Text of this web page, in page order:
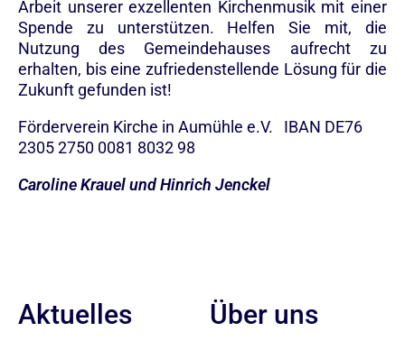
Arbeit unserer exzellenten Kirchenmusik mit einer
Spende zu unterstützen. Helfen Sie mit, die
Nutzung des Gemeindehauses aufrecht zu
erhalten, bis eine zufriedenstellende Lösung für die
Zukunft gefunden ist!
Förderverein Kirche in Aumühle e.V. IBAN DE76
2305 2750 0081 8032 98
Caroline Krauel und Hinrich Jenckel
Aktuelles Über uns